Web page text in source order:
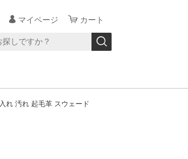
マイページ カート
れ 汚れ 起毛革 スウェード